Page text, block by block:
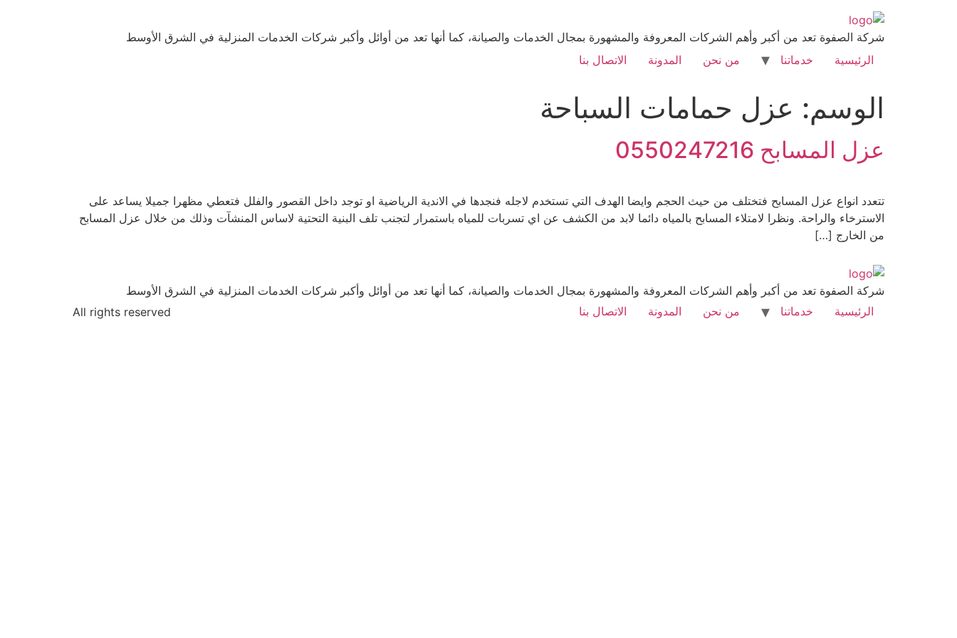
شركة الصفوة تعد من أكبر وأهم الشركات المعروفة والمشهورة بمجال الخدمات والصيانة، كما أنها تعد من أوائل وأكبر شركات الخدمات المنزلية في الشرق الأوسط
الرئيسية
خدماتنا من نحن المدونة الاتصال بنا
الوسم: عزل حمامات السباحة
عزل المسابح 0550247216
تتعدد انواع عزل المسابح فتختلف من حيث الحجم وايضا الهدف التي تستخدم لاجله فنجدها في الاندية الرياضية او توجد داخل القصور والفلل فتعطي مظهرا جميلا يساعد على
الاسترخاء والراحة. ونظرا لامتلاء المسابح بالمياه دائما لابد من الكشف عن اي تسربات للمياه باستمرار لتجنب تلف البنية التحتية لاساس المنشآت وذلك من خلال عزل المسابح
من الخارج […]
شركة الصفوة تعد من أكبر وأهم الشركات المعروفة والمشهورة بمجال الخدمات والصيانة، كما أنها تعد من أوائل وأكبر شركات الخدمات المنزلية في الشرق الأوسط
الرئيسية
خدماتنا من نحن المدونة الاتصال بنا All rights reserved